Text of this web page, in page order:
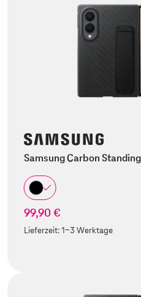
Samsung Carbon
99,90 €
Lieferzeit:1-3 Werktage